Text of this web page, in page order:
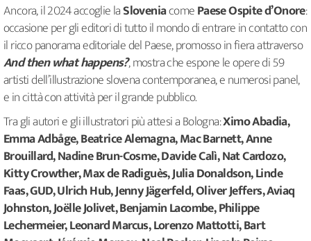
Ancora, il 2024 accoglie laSloveniacomePaese Ospite d’Onore:
occasione per gli editori di tutto il mondo di entrare in contatto con
il ricco panorama editoriale del Paese, promosso in fiera attraverso
And then what happens?, mostra che espone le opere di 59
artisti dell’illustrazione slovena contemporanea, e numerosi panel,
e in città con attività per il grande pubblico.
Tra gli autori e gli illustratori più attesi a Bologna:Ximo Abadia,
Emma Adbåge, Beatrice Alemagna, Mac Barnett, Anne
Brouillard, Nadine Brun-Cosme, Davide Calì, Nat Cardozo,
Kitty Crowther, Max de Radiguès, Julia Donaldson, Linde
Faas, GUD, Ulrich Hub, Jenny Jägerfeld, Oliver Jeffers, Aviaq
Johnston, Joëlle Jolivet, Benjamin Lacombe, Philippe
Lechermeier, Leonard Marcus, Lorenzo Mattotti, Bart